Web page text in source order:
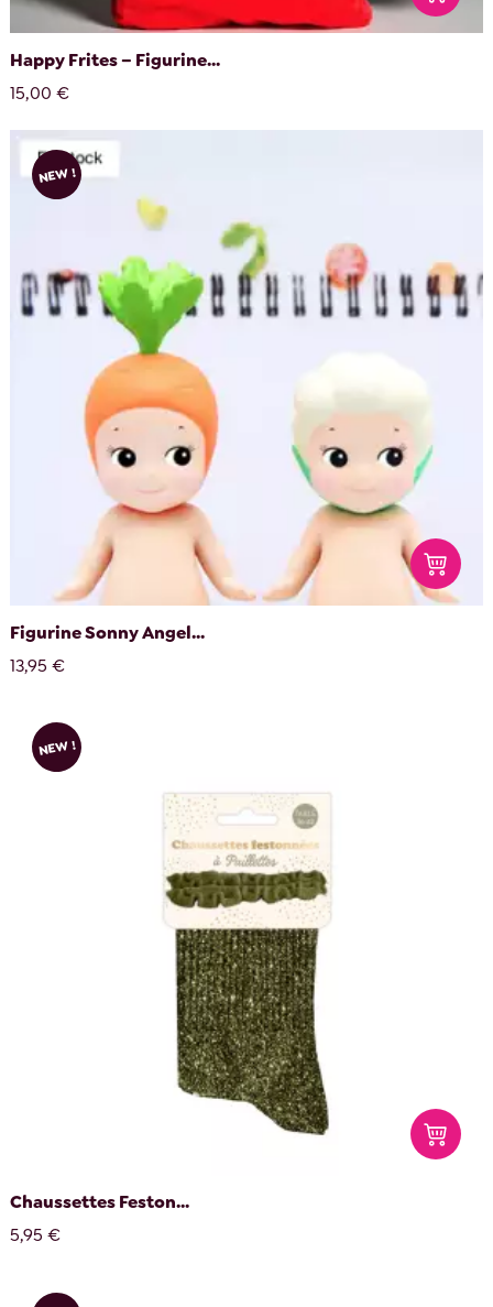
Happy Frites – Figurine...
15,00 €
NEW !
Figurine Sonny Angel...
13,95 €
NEW !
Chaussettes Feston...
5,95 €